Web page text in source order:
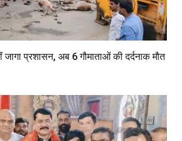
जागा प्रशासन, अब 6 गौमाताओं की दर्दनाक मौत